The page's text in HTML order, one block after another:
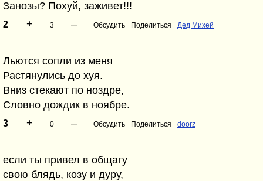
Занозы? Похуй, заживет!!!
2 + 3 – Обсудить Поделиться Дед Михей
Льются сопли из меня
Растянулись до хуя.
Вниз стекают по ноздре,
Словно дождик в ноябре.
3 + 0 – Обсудить Поделиться doorz
если ты привел в общагу
свою блядь, козу и дуру,